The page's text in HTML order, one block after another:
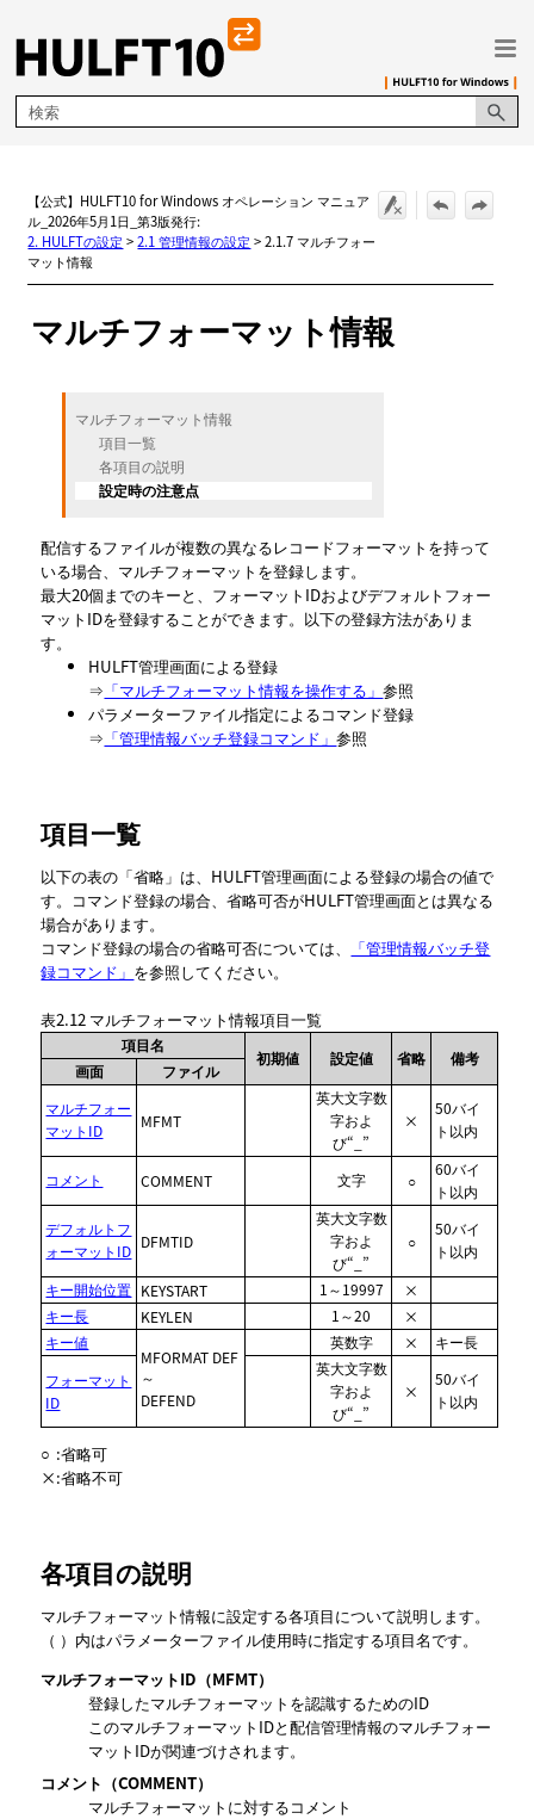
メイン コンテンツにスキップ
【公式】HULFT10 for Windows オペレーション マニュア
ル_2026年5月1日_第3版発行:
2. HULFTの設定 >2.1 管理情報の設定 >2.1.7 マルチフォー
マット情報
マルチフォーマット情報
マルチフォーマット情報
項目一覧
各項目の説明
設定時の注意点
配信するファイルが複数の異なるレコードフォーマットを持って
いる場合、マルチフォーマットを登録します。
最大20個までのキーと、フォーマットIDおよびデフォルトフォー
マットIDを登録することができます。以下の登録方法がありま
す。
HULFT管理画面による登録
⇒ 「マルチフォーマット情報を操作する」参照
パラメーターファイル指定によるコマンド登録
⇒ 「管理情報バッチ登録コマンド」参照
項目一覧
以下の表の「省略」は、HULFT管理画面による登録の場合の値で
す。コマンド登録の場合、省略可否がHULFT管理画面とは異なる
場合があります。
コマンド登録の場合の省略可否については、
「管理情報バッチ登
録コマンド」 を参照してください。
表2.12 マルチフォーマット情報項目一覧
項目名
初期値 設定値 省略 備考
画面
ファイル
マルチフォー
マットID
MFMT
英大文字数
字およ
び“_”
×
50バイ
ト以内
コメント COMMENT 文字 ○
60バイ
ト以内
デフォルトフ
ォーマットID DFMTID
英大文字数
字およ
び“_”
○
50バイ
ト以内
キー開始位置 KEYSTART 1～19997
×
キー長
KEYLEN 1～20
×
キー値
MFORMAT DEF
～
DEFEND
英数字 ×
キー長
フォーマット
ID
英大文字数
字およ
び“_”
×
50バイ
ト以内
○ :省略可
×:省略不可
各項目の説明
マルチフォーマット情報に設定する各項目について説明します。
（ ）内はパラメーターファイル使用時に指定する項目名です。
マルチフォーマットID （MFMT）
登録したマルチフォーマットを認識するためのID
このマルチフォーマットIDと配信管理情報のマルチフォー
マットIDが関連づけされます。
コメント （COMMENT）
マルチフォーマットに対するコメント